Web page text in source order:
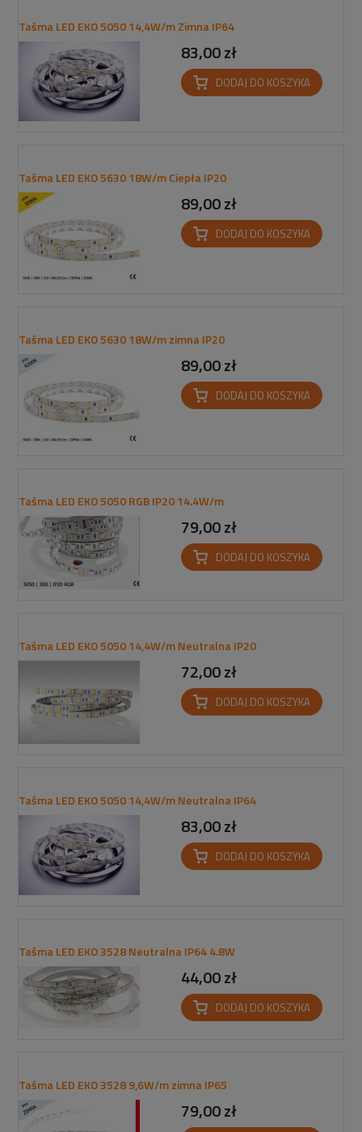
Taśma LED EKO 5050 14,4W/m Zimna IP64
83,00 zł
DODAJ DO KOSZYKA
Taśma LED EKO 5630 18W/m Ciepła IP20
89,00 zł
DODAJ DO KOSZYKA
Taśma LED EKO 5630 18W/m zimna IP20
89,00 zł
DODAJ DO KOSZYKA
Taśma LED EKO 5050 RGB IP20 14.4W/m
79,00 zł
DODAJ DO KOSZYKA
Taśma LED EKO 5050 14,4W/m Neutralna IP20
72,00 zł
DODAJ DO KOSZYKA
Taśma LED EKO 5050 14,4W/m Neutralna IP64
83,00 zł
DODAJ DO KOSZYKA
Taśma LED EKO 3528 Neutralna IP64 4.8W
44,00 zł
DODAJ DO KOSZYKA
Taśma LED EKO 3528 9,6W/m zimna IP65
79,00 zł